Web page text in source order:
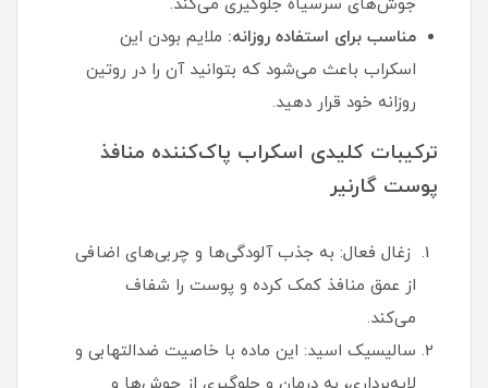
جوش‌های سرسیاه جلوگیری می‌کند.
مناسب برای استفاده روزانه: ملایم بودن این
اسکراب باعث می‌شود که بتوانید آن را در روتین
روزانه خود قرار دهید.
ترکیبات کلیدی اسکراب پاک‌کننده منافذ
پوست گارنیر
زغال فعال: به جذب آلودگی‌ها و چربی‌های اضافی
از عمق منافذ کمک کرده و پوست را شفاف
می‌کند.
سالیسیک اسید: این ماده با خاصیت ضدالتهابی و